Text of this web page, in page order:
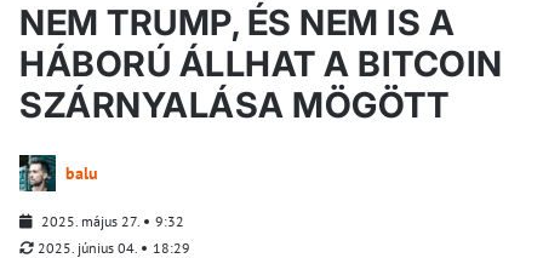
NEM TRUMP, ÉS NEM IS A
HÁBORÚ ÁLLHAT A BITCOIN
SZÁRNYALÁSA MÖGÖTT
balu
2025. május 27.
9:32
2025. június 04.
18:29